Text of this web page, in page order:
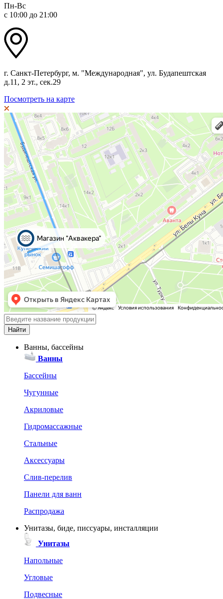
Пн-Вс
с 10:00 до 21:00
г. Санкт-Петербург, м. "Международная", ул. Будапештская
д.11, 2 эт., сек.29
Посмотреть на карте
Ванны, бассейны
Ванны
Бассейны
Чугунные
Акриловые
Гидромассажные
Стальные
Аксессуары
Слив-перелив
Панели для ванн
Распродажа
Унитазы, биде, писсуары, инсталляции
Унитазы
Напольные
Угловые
Подвесные